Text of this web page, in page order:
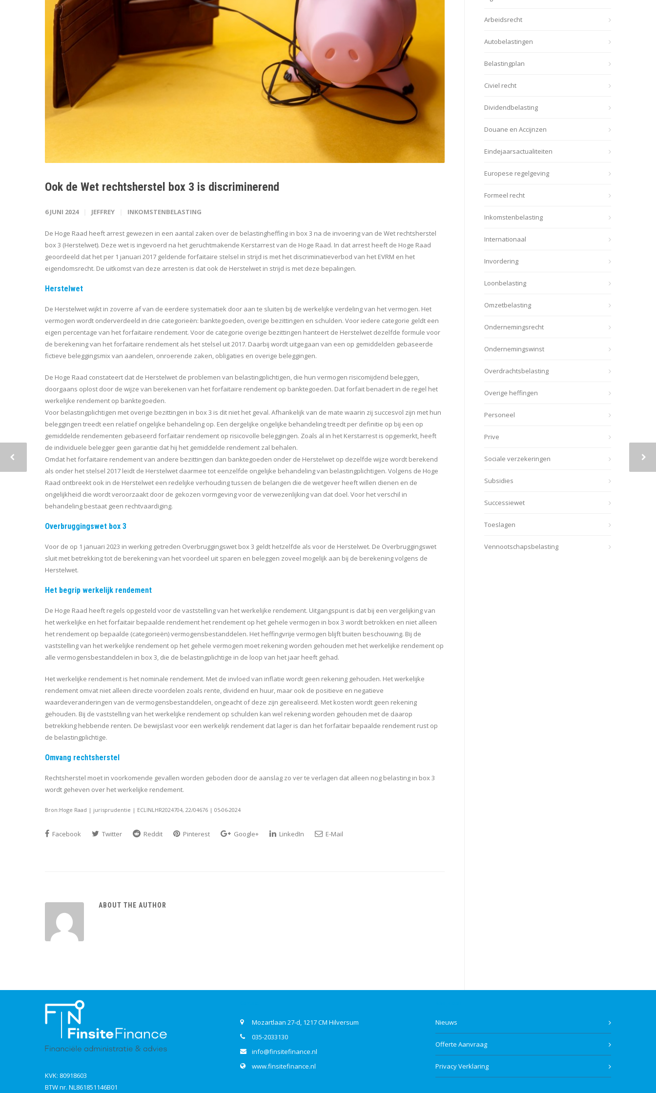
Ook de Wet rechtsherstel box 3 is discriminerend
6 JUNI 2024 JEFFREY INKOMSTENBELASTING
De Hoge Raad heeft arrest gewezen in een aantal zaken over de belastingheffing in box 3 na de invoering van de Wet rechtsherstel
box 3 (Herstelwet). Deze wet is ingevoerd na het geruchtmakende Kerstarrest van de Hoge Raad. In dat arrest heeft de Hoge Raad
geoordeeld dat het per 1 januari 2017 geldende forfaitaire stelsel in strijd is met het discriminatieverbod van het EVRM en het
eigendomsrecht. De uitkomst van deze arresten is dat ook de Herstelwet in strijd is met deze bepalingen.
Herstelwet
De Herstelwet wijkt in zoverre af van de eerdere systematiek door aan te sluiten bij de werkelijke verdeling van het vermogen. Het
vermogen wordt onderverdeeld in drie categorieën: banktegoeden, overige bezittingen en schulden. Voor iedere categorie geldt een
eigen percentage van het forfaitaire rendement. Voor de categorie overige bezittingen hanteert de Herstelwet dezelfde formule voor
de berekening van het forfaitaire rendement als het stelsel uit 2017. Daarbij wordt uitgegaan van een op gemiddelden gebaseerde
fictieve beleggingsmix van aandelen, onroerende zaken, obligaties en overige beleggingen.
De Hoge Raad constateert dat de Herstelwet de problemen van belastingplichtigen, die hun vermogen risicomijdend beleggen,
doorgaans oplost door de wijze van berekenen van het forfaitaire rendement op banktegoeden. Dat forfait benadert in de regel het
werkelijke rendement op banktegoeden.
Voor belastingplichtigen met overige bezittingen in box 3 is dit niet het geval. Afhankelijk van de mate waarin zij succesvol zijn met hun
beleggingen treedt een relatief ongelijke behandeling op. Een dergelijke ongelijke behandeling treedt per definitie op bij een op
gemiddelde rendementen gebaseerd forfaitair rendement op risicovolle beleggingen. Zoals al in het Kerstarrest is opgemerkt, heeft
de individuele belegger geen garantie dat hij het gemiddelde rendement zal behalen.
Omdat het forfaitaire rendement van andere bezittingen dan banktegoeden onder de Herstelwet op dezelfde wijze wordt berekend
als onder het stelsel 2017 leidt de Herstelwet daarmee tot eenzelfde ongelijke behandeling van belastingplichtigen. Volgens de Hoge
Raad ontbreekt ook in de Herstelwet een redelijke verhouding tussen de belangen die de wetgever heeft willen dienen en de
ongelijkheid die wordt veroorzaakt door de gekozen vormgeving voor de verwezenlijking van dat doel. Voor het verschil in
behandeling bestaat geen rechtvaardiging.
Overbruggingswet box 3
Voor de op 1 januari 2023 in werking getreden Overbruggingswet box 3 geldt hetzelfde als voor de Herstelwet. De Overbruggingswet
sluit met betrekking tot de berekening van het voordeel uit sparen en beleggen zoveel mogelijk aan bij de berekening volgens de
Herstelwet.
Het begrip werkelijk rendement
De Hoge Raad heeft regels opgesteld voor de vaststelling van het werkelijke rendement. Uitgangspunt is dat bij een vergelijking van
het werkelijke en het forfaitair bepaalde rendement het rendement op het gehele vermogen in box 3 wordt betrokken en niet alleen
het rendement op bepaalde (categorieën) vermogensbestanddelen. Het heffingvrije vermogen blijft buiten beschouwing. Bij de
vaststelling van het werkelijke rendement op het gehele vermogen moet rekening worden gehouden met het werkelijke rendement op
alle vermogensbestanddelen in box 3, die de belastingplichtige in de loop van het jaar heeft gehad.
Het werkelijke rendement is het nominale rendement. Met de invloed van inflatie wordt geen rekening gehouden. Het werkelijke
rendement omvat niet alleen directe voordelen zoals rente, dividend en huur, maar ook de positieve en negatieve
waardeveranderingen van de vermogensbestanddelen, ongeacht of deze zijn gerealiseerd. Met kosten wordt geen rekening
gehouden. Bij de vaststelling van het werkelijke rendement op schulden kan wel rekening worden gehouden met de daarop
betrekking hebbende renten. De bewijslast voor een werkelijk rendement dat lager is dan het forfaitair bepaalde rendement rust op
de belastingplichtige.
Omvang rechtsherstel
Rechtsherstel moet in voorkomende gevallen worden geboden door de aanslag zo ver te verlagen dat alleen nog belasting in box 3
wordt geheven over het werkelijke rendement.
Bron:Hoge Raad | jurisprudentie | ECLINLHR2024704, 22/04676 | 05-06-2024
Facebook Twitter Reddit Pinterest Google+ LinkedIn E-Mail
ABOUT THE AUTHOR
Arbeidsrecht
Autobelastingen
Belastingplan
Civiel recht
Dividendbelasting
Douane en Accijnzen
Eindejaarsactualiteiten
Europese regelgeving
Formeel recht
Inkomstenbelasting
Internationaal
Invordering
Loonbelasting
Omzetbelasting
Ondernemingsrecht
Ondernemingswinst
Overdrachtsbelasting
Overige heffingen
Personeel
Prive
Sociale verzekeringen
Subsidies
Successiewet
Toeslagen
Vennootschapsbelasting
KVK: 80918603
BTW nr. NL861851146B01
Mozartlaan 27-d, 1217 CM Hilversum
035-2033130
info@finsitefinance.nl
www.finsitefinance.nl
Nieuws
Offerte Aanvraag
Privacy Verklaring